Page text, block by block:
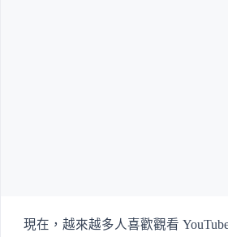
現在，越來越多人喜歡觀看